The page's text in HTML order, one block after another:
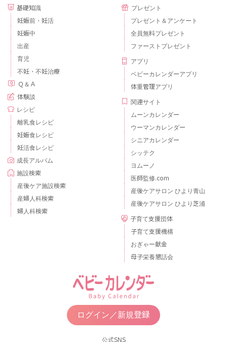
基礎知識
妊娠前・妊活
妊娠中
出産
育児
不妊・不妊治療
Ｑ＆Ａ
体験談
レシピ
離乳食レシピ
妊娠食レシピ
妊活食レシピ
成長アルバム
施設検索
産後ケア施設検索
産婦人科検索
婦人科検索
プレゼント
プレゼント＆アンケート
全員無料プレゼント
ファーストプレゼント
アプリ
ベビーカレンダーアプリ
体重管理アプリ
関連サイト
ムーンカレンダー
ウーマンカレンダー
シニアカレンダー
シッテク
ヨムーノ
医師監修.com
産後ケアサロン ひより青山
産後ケアサロン ひより芝浦
子育て支援団体
子育て支援機構
おぎゃー献金
母子栄養懇話会
ログイン／新規登録
公式SNS